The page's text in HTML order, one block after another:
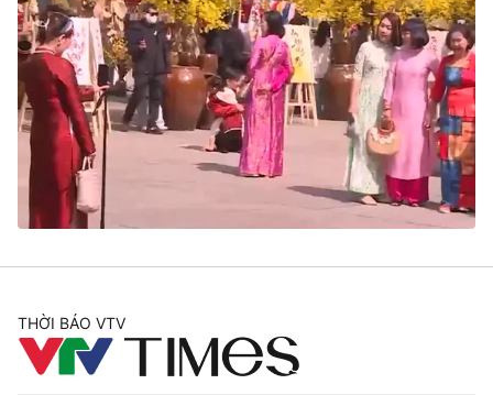
Y tế
Thế giới
Tin tức
Thế giới đó đây
Câu chuyện quốc tế
Kinh tế
Tài chính
Thị trường
Góc doanh nghiệp
Dữ liệu và đời sống
Truyền hình
Phim VTV
Hậu trường
Giải trí
Điện ảnh
THỜI BÁO VTV